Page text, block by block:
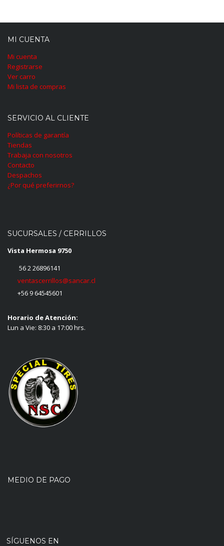
MI CUENTA
Mi cuenta
Registrarse
Ver carro
Mi lista de compras
SERVICIO AL CLIENTE
Políticas de garantía
Tiendas
Trabaja con nosotros
Contacto
Despachos
¿Por qué preferirnos?
SUCURSALES / CERRILLOS
Vista Hermosa 9750
56 2 26896141
ventascerrillos@sancar.cl
+56 9 64545601
Horario de Atención:
Lun a Vie: 8:30 a 17:00 hrs.
MEDIO DE PAGO
SÍGUENOS EN